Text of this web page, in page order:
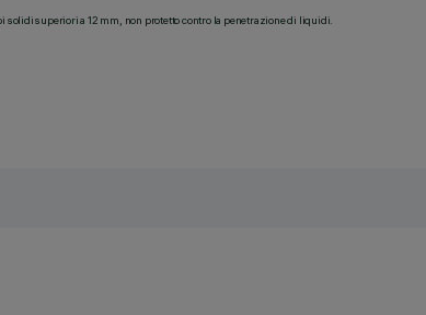
solidi superiori a 12 mm, non protetto contro la penetrazione di liquidi.